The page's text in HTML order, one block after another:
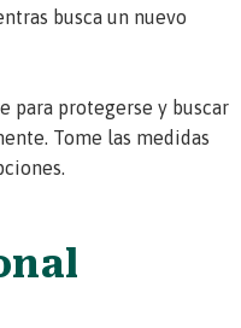
busca un nuevo
para protegerse y buscar
Tome las medidas